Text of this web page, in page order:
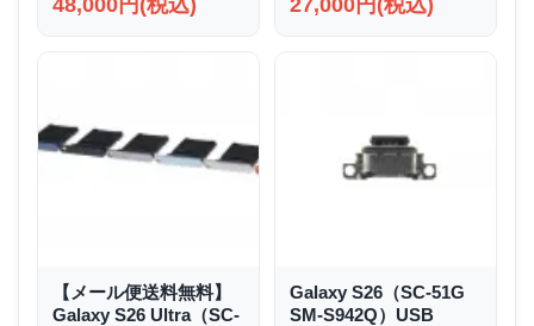
48,000円(税込) 27,000円(税込)
【メール便送料無料】
Galaxy S26 Ultra（SC-
Galaxy S26（SC-51G
SM-S942Q）USB